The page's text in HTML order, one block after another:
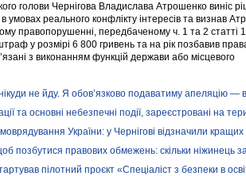
голови Чернігова Владислава Атрошенко виніс
умовах реального конфлікту інтересів та визнав
правопорушенні, передбаченому ч. 1 та 2 статті
у розмірі 6 800 гривень та на рік позбавив
з виконанням функцій держави або місцевого
не йду. Я обов’язково подаватиму апеляцію —
та основні небезпечні події, зареєстровані на
України: у Чернігові відзначили кращих
позбутися правових обмежень: скільки ніжинець
пілотний проєкт «Спеціаліст з безпеки в